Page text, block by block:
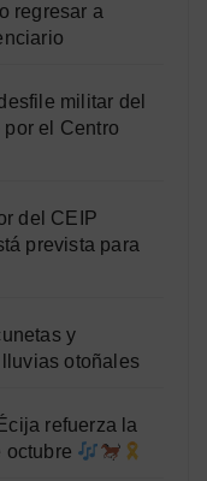
regresar a
militar del
el Centro
del CEIP
prevista para
y
otoñales
refuerza la
octubre